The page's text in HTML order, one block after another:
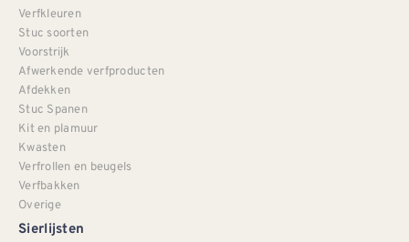
Verfkleuren
Stuc soorten
Voorstrijk
Afwerkende verfproducten
Afdekken
Stuc Spanen
Kit en plamuur
Kwasten
Verfrollen en beugels
Verfbakken
Overige
Sierlijsten